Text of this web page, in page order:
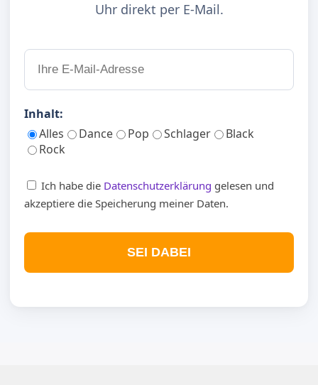
Uhr direkt per E-Mail.
Inhalt:
Alles
Dance Pop Schlager
Black
Rock
Ich habe die Datenschutzerklärung gelesen und
akzeptiere die Speicherung meiner Daten.
SEI DABEI